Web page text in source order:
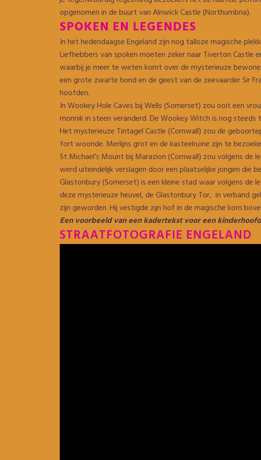
opgenomen in de buurt van Alnwick Castle (Northumbria).
SPOKEN EN LEGENDES
In het hedendaagse Engeland zijn nog talloze magische
Liefhebbers van spoken moeten zeker naar Tiverton Castle
waarbij je meer te weten komt over de mysterieuze
een grote zwarte hond en de geest van de zeevaarder Sir
hoofden.
In Wookey Hole Caves bij Wells (Somerset) zou ooit een
monnik in steen veranderd. De Wookey Witch is nog
Het mysterieuze Tintagel Castle (Cornwall) zou de
fort woonde. Merlijns grot en de kasteelruïne zijn te
St Michael’s Mount bij Marazion (Cornwall) zou volgens de
werd uiteindelijk verslagen door een plaatselijke jongen die
Glastonbury (Somerset) is een kleine stad waar volgens de
deze mysterieuze heuvel, de Glastonbury Tor, in verband
zijn geworden. Hij vestigde zijn hof in de magische kom
Een voorbeeld van een kadertekst voor een
STRAATFOTOGRAFIE ENGELAND